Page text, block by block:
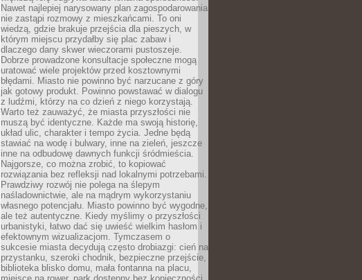
Nawet najlepiej narysowany plan zagospodarowania
nie zastąpi rozmowy z mieszkańcami. To oni
wiedzą, gdzie brakuje przejścia dla pieszych, w
którym miejscu przydałby się plac zabaw i
dlaczego dany skwer wieczorami pustoszeje.
Dobrze prowadzone konsultacje społeczne mogą
uratować wiele projektów przed kosztownymi
błędami. Miasto nie powinno być narzucane z góry
jak gotowy produkt. Powinno powstawać w dialogu
z ludźmi, którzy na co dzień z niego korzystają.
Warto też zauważyć, że miasta przyszłości nie
muszą być identyczne. Każde ma swoją historię,
układ ulic, charakter i tempo życia. Jedne będą
stawiać na wodę i bulwary, inne na zieleń, jeszcze
inne na odbudowę dawnych funkcji śródmieścia.
Najgorsze, co można zrobić, to kopiować
rozwiązania bez refleksji nad lokalnymi potrzebami.
Prawdziwy rozwój nie polega na ślepym
naśladownictwie, ale na mądrym wykorzystaniu
własnego potencjału. Miasto powinno być wygodne,
ale też autentyczne. Kiedy myślimy o przyszłości
urbanistyki, łatwo dać się uwieść wielkim hasłom i
efektownym wizualizacjom. Tymczasem o
sukcesie miasta decydują często drobiazgi: cień na
przystanku, szeroki chodnik, bezpieczne przejście,
biblioteka blisko domu, mała fontanna na placu,